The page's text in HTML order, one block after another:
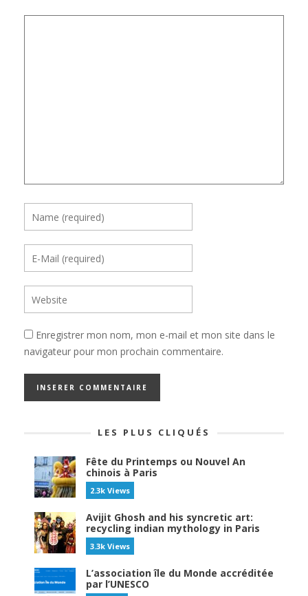
Enregistrer mon nom, mon e-mail et mon site dans le
navigateur pour mon prochain commentaire.
LES PLUS CLIQUÉS
Fête du Printemps ou Nouvel An
chinois à Paris
2.3k Views
Avijit Ghosh and his syncretic art:
recycling indian mythology in Paris
3.3k Views
L’association île du Monde accréditée
par l’UNESCO